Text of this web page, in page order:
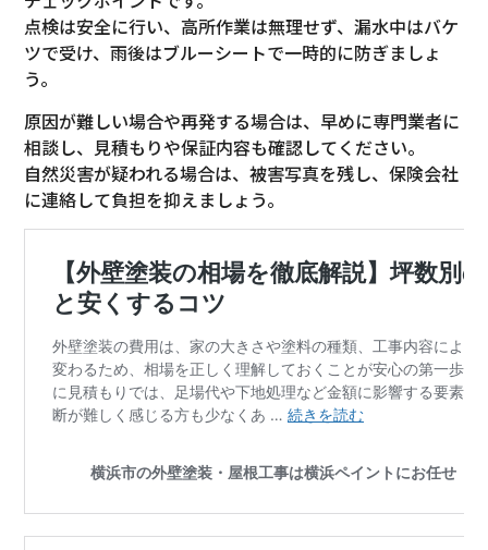
点検は安全に行い、高所作業は無理せず、漏水中はバケ
ツで受け、雨後はブルーシートで一時的に防ぎましょ
う。
原因が難しい場合や再発する場合は、早めに専門業者に
相談し、見積もりや保証内容も確認してください。
自然災害が疑われる場合は、被害写真を残し、保険会社
に連絡して負担を抑えましょう。